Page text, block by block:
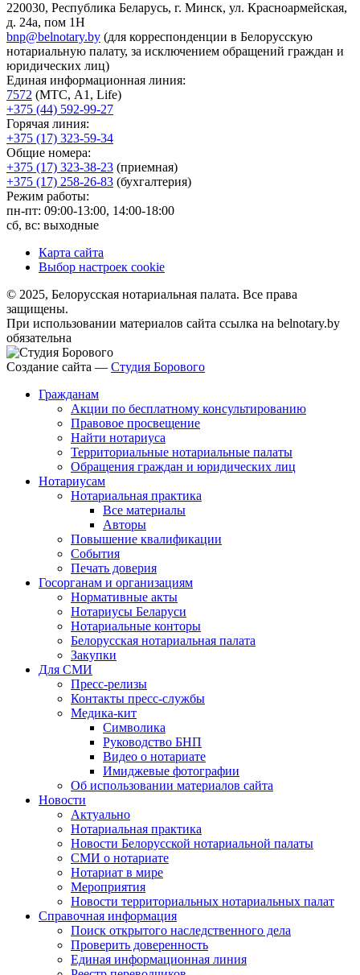
220030, Республика Беларусь, г. Минск, ул. Красноармейская,
д. 24а, пом 1Н
bnp@belnotary.by (для корреспонденции в Белорусскую
нотариальную палату, за исключением обращений граждан и
юридических лиц)
Единая информационная линия:
7572 (МТС, A1, Life)
+375 (44) 592-99-27
Горячая линия:
+375 (17) 323-59-34
Общие номера:
+375 (17) 323-38-23 (приемная)
+375 (17) 258-26-83 (бухгалтерия)
Режим работы:
пн-пт: 09:00-13:00, 14:00-18:00
сб, вс: выходные
Карта сайта
Выбор настроек cookie
© 2025, Белорусская нотариальная палата. Все права
защищены.
При использовании материалов сайта ссылка на belnotary.by
обязательна
Создание сайта — Студия Борового
Гражданам
Акции по бесплатному консультированию
Правовое просвещение
Найти нотариуса
Территориальные нотариальные палаты
Обращения граждан и юридических лиц
Нотариусам
Нотариальная практика
Все материалы
Авторы
Повышение квалификации
События
Печать доверия
Госорганам и организациям
Нормативные акты
Нотариусы Беларуси
Нотариальные конторы
Белорусская нотариальная палата
Закупки
Для СМИ
Пресс-релизы
Контакты пресс-службы
Медика-кит
Символика
Руководство БНП
Видео о нотариате
Имиджевые фотографии
Об использовании материалов сайта
Новости
Актуально
Нотариальная практика
Новости Белорусской нотариальной палаты
СМИ о нотариате
Нотариат в мире
Мероприятия
Новости территориальных нотариальных палат
Справочная информация
Поиск открытого наследственного дела
Проверить доверенность
Единая информационная линия